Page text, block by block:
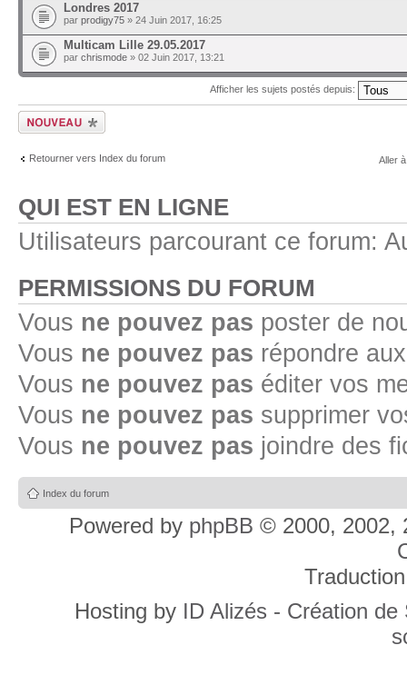
Londres 2017
par prodigy75 » 24 Juin 2017, 16:25
Multicam Lille 29.05.2017
par chrismode » 02 Juin 2017, 13:21
Afficher les sujets postés depuis:
Ecrire un nouveau
sujet
Retourner vers Index du forum Aller
QUI EST EN LIGNE
Utilisateurs parcourant ce forum:
PERMISSIONS DU FORUM
Vous ne pouvez pas poster de
Vous ne pouvez pas répondre
Vous ne pouvez pas éditer vos
Vous ne pouvez pas supprimer
Vous ne pouvez pas joindre des
Index du forum
Powered by phpBB © 2000, 2002,
Hosting by ID Alizés - Création